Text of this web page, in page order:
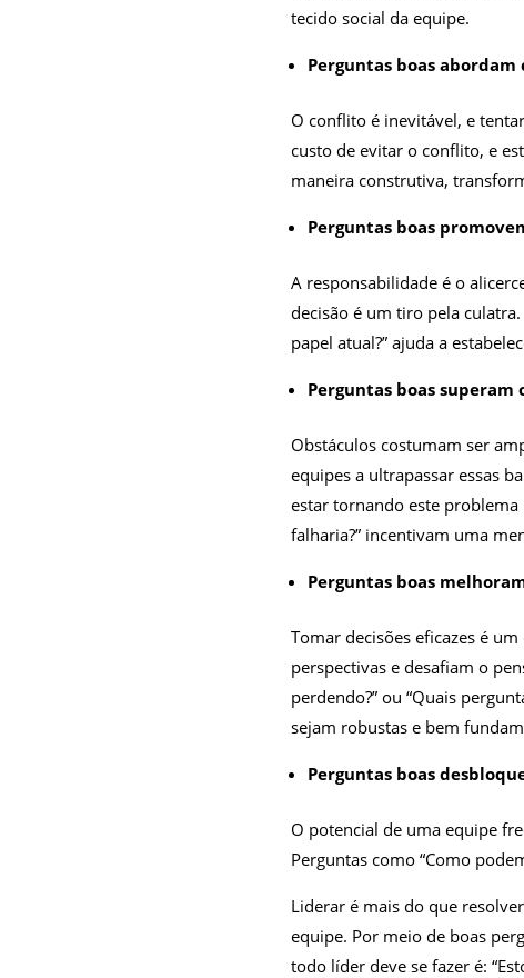
tecido social da equipe.
Perguntas boas
O conflito é inevitável, e
custo de evitar o conflito, e
maneira construtiva,
Perguntas boas
A responsabilidade é o
decisão é um tiro pela
papel atual?” ajuda a
Perguntas boas superam
Obstáculos costumam ser
equipes a ultrapassar essas
estar tornando este problema
falharia?” incentivam uma
Perguntas boas
Tomar decisões eficazes é
perspectivas e desafiam o
perdendo?” ou “Quais
sejam robustas e bem
Perguntas boas
O potencial de uma equipe
Perguntas como “Como
Liderar é mais do que
equipe. Por meio de boas
todo líder deve se fazer é: